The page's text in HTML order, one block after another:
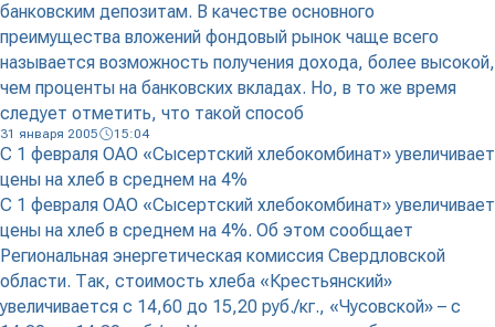
банковским депозитам. В качестве основного
преимущества вложений фондовый рынок чаще всего
называется возможность получения дохода, более высокой,
чем проценты на банковских вкладах. Но, в то же время
следует отметить, что такой способ
31 января 2005 15:04
С 1 февраля ОАО «Сысертский хлебокомбинат» увеличивает
цены на хлеб в среднем на 4%
С 1 февраля ОАО «Сысертский хлебокомбинат» увеличивает
цены на хлеб в среднем на 4%. Об этом сообщает
Региональная энергетическая комиссия Свердловской
области. Так, стоимость хлеба «Крестьянский»
увеличивается с 14,60 до 15,20 руб./кг., «Чусовской» – с